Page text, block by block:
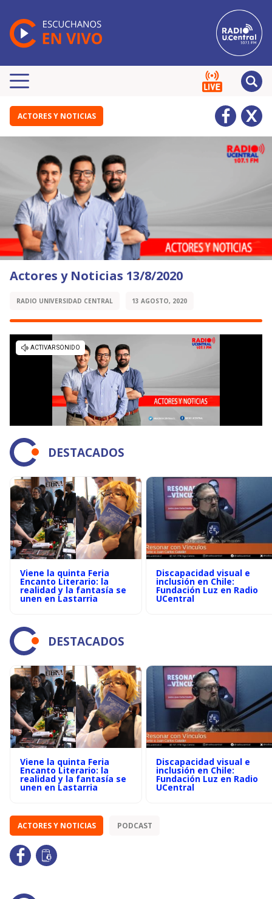
ACTORES Y NOTICIAS
Actores y Noticias 13/8/2020
RADIO UNIVERSIDAD CENTRAL 13 AGOSTO, 2020
DESTACADOS
Viene la quinta Feria
Encanto Literario: la
realidad y la fantasía se
unen en Lastarria
Discapacidad visual e
inclusión en Chile:
Fundación Luz en Radio
UCentral
DESTACADOS
Viene la quinta Feria
Encanto Literario: la
realidad y la fantasía se
unen en Lastarria
Discapacidad visual e
inclusión en Chile:
Fundación Luz en Radio
UCentral
ACTORES Y NOTICIAS PODCAST